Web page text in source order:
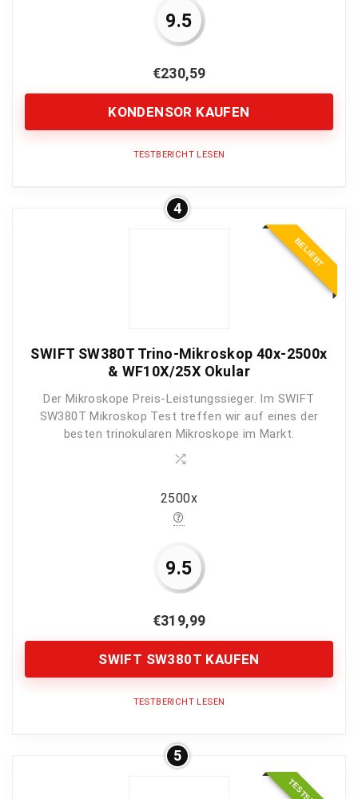
Vergrößerung nur bis 50x
9.5
€230,59
KONDENSOR KAUFEN
TESTBERICHT LESEN
9
9
PROS:
Top Qualität
Für viele Modelle geeignet
BELIEBT
4
SWIFT SW380T Trino-Mikroskop 40x-2500x
& WF10X/25X Okular
Der Mikroskope Preis-Leistungssieger. Im SWIFT
SW380T Mikroskop Test treffen wir auf eines der
besten trinokularen Mikroskope im Markt.
2500x
9.5
€319,99
SWIFT SW380T KAUFEN
TESTBERICHT LESEN
10
5